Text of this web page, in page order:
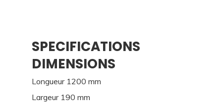
SPECIFICATIONS
DIMENSIONS
Longueur 1200 mm
Largeur 190 mm